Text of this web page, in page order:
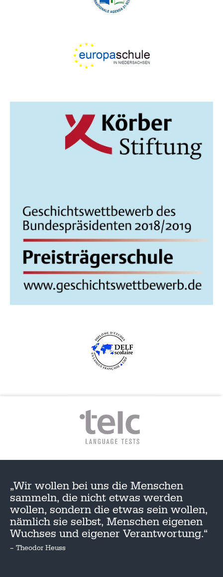
„Wir wollen bei uns die Menschen
sammeln, die nicht etwas werden
wollen, sondern die etwas sein wollen,
nämlich sie selbst, Menschen eigenen
Wuchses und eigener Verantwortung.“
– Theodor Heuss